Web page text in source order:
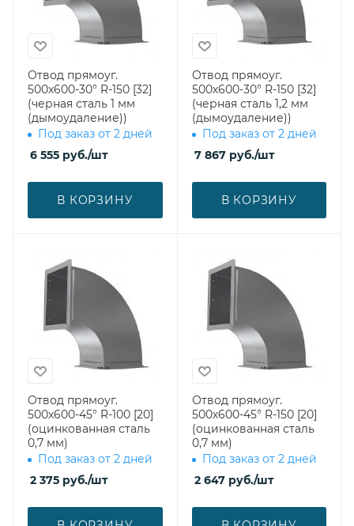
Отвод прямоуг.
500х600-30° R-150 [32]
(черная сталь 1 мм
(дымоудаление))
Под заказ от 2 дней
6 555 руб./шт
В КОРЗИНУ
Отвод прямоуг.
500х600-30° R-150 [32]
(черная сталь 1,2 мм
(дымоудаление))
Под заказ от 2 дней
7 867руб./шт
В КОРЗИНУ
Отвод прямоуг.
500х600-45° R-100 [20]
(оцинкованная сталь
0,7 мм)
Под заказ от 2 дней
2 375 руб./шт
Отвод прямоуг.
500х600-45° R-150 [20]
(оцинкованная сталь
0,7 мм)
Под заказ от 2 дней
2 647руб./шт